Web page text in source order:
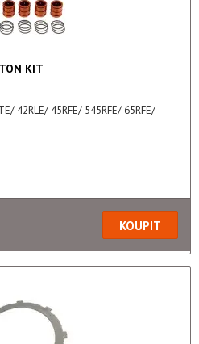
KIT
42RLE/ 45RFE/ 545RFE/ 65RFE/